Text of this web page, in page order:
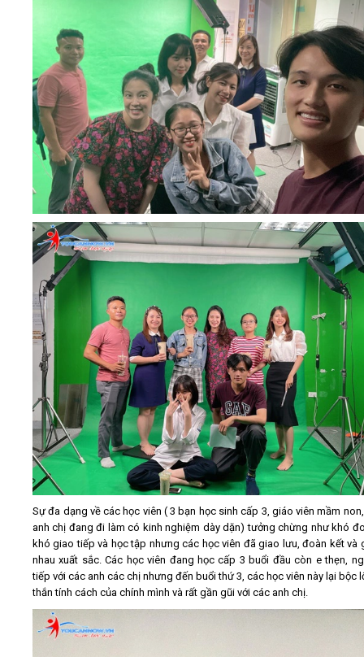
Sự đa dạng về các học viên ( 3 bạn học sinh cấp 3, giáo viên mầm
anh chị đang đi làm có kinh nghiệm dày dặn) tưởng chừng như khó
khó giao tiếp và học tập nhưng các học viên đã giao lưu, đoàn kết và
nhau xuất sắc. Các học viên đang học cấp 3 buổi đầu còn e thẹn,
tiếp với các anh các chị nhưng đến buổi thứ 3, các học viên này lại bộc
thắn tính cách của chính mình và rất gần gũi với các anh chị.